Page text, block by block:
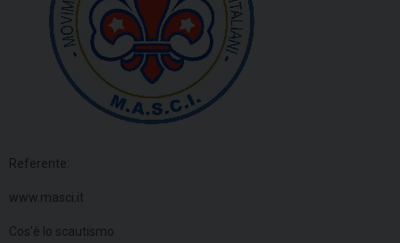
Referente:
www.masci.it
Cos’è lo scautismo